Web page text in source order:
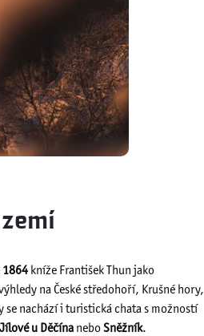
1864kníže František Thun jako
na České středohoří, Krušné hory,
se nachází i turistická chata s možností
Jílové u Děčína nebo Sněžník.